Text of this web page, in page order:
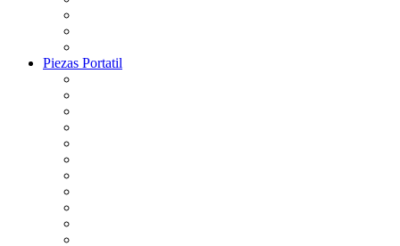
Piezas Portatil